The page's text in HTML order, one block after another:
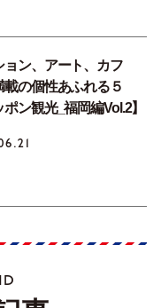
ン、アート、カフ
の個性あふれる５
ン観光_福岡編Vol.2】